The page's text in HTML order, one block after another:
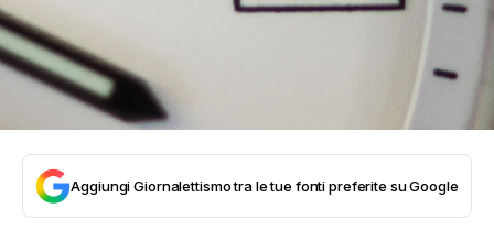
Aggiungi Giornalettismo tra le tue fonti preferite su Google